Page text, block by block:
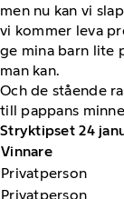
men nu kan vi
vi kommer leva
ge mina barn lite
man kan.
Och de stående
till pappans
Stryktipset 24
Vinnare
Privatperson
Privatperson